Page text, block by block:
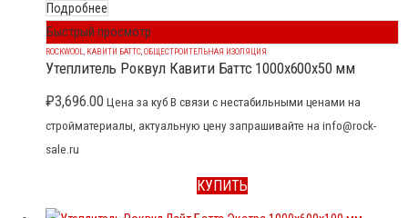
Подробнее
Быстрый просмотр
ROCKWOOL, КАВИТИ БАТТС,ОБЩЕСТРОИТЕЛЬНАЯ ИЗОЛЯЦИЯ
Утеплитель Роквул Кавити Баттс 1000x600x50 мм
₽3,696.00 Цена за куб В связи с нестабильными ценами на
стройматериалы, актуальную цену запрашивайте на info@rock-
sale.ru
КУПИТЬ